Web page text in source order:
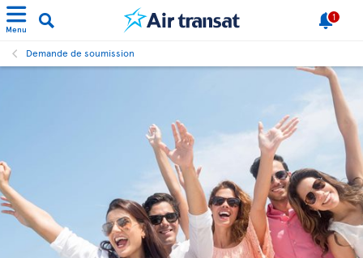
Menu
1
Demande de soumission